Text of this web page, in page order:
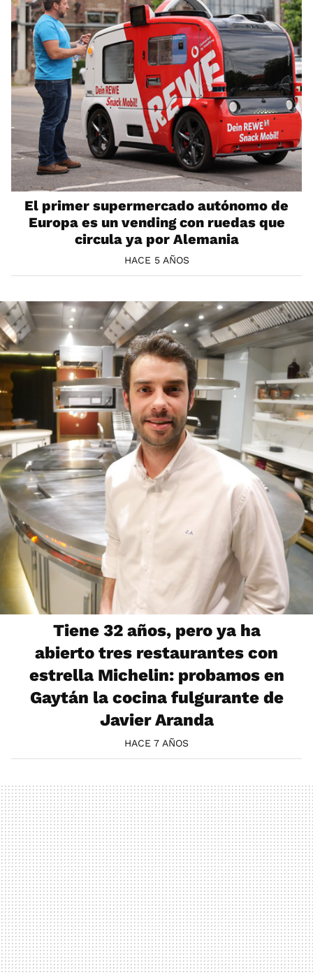
El primer supermercado autónomo de
Europa es un vending con ruedas que
circula ya por Alemania
HACE 5 AÑOS
Tiene 32 años, pero ya ha
abierto tres restaurantes con
estrella Michelin: probamos en
Gaytán la cocina fulgurante de
Javier Aranda
HACE 7 AÑOS